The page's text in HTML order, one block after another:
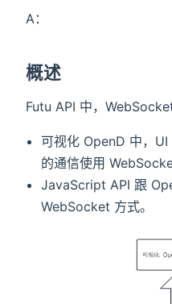
A：
概述
Futu API 中，
可视化 OpenD 中，
的通信使用
JavaScript API 跟
WebSocket 方式。